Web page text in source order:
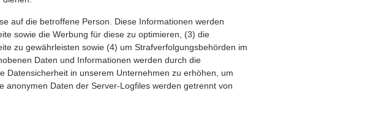
auf die betroffene Person. Diese Informationen werden
sowie die Werbung für diese zu optimieren, (3) die
zu gewährleisten sowie (4) um Strafverfolgungsbehörden im
Daten und Informationen werden durch die
Datensicherheit in unserem Unternehmen zu erhöhen, um
anonymen Daten der Server-Logfiles werden getrennt von